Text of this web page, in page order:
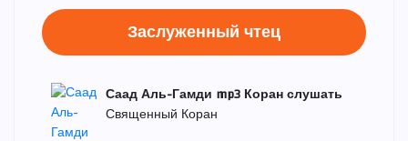
Заслуженный чтец
Саад Аль-Гамди mp3 Коран слушать
Священный Коран